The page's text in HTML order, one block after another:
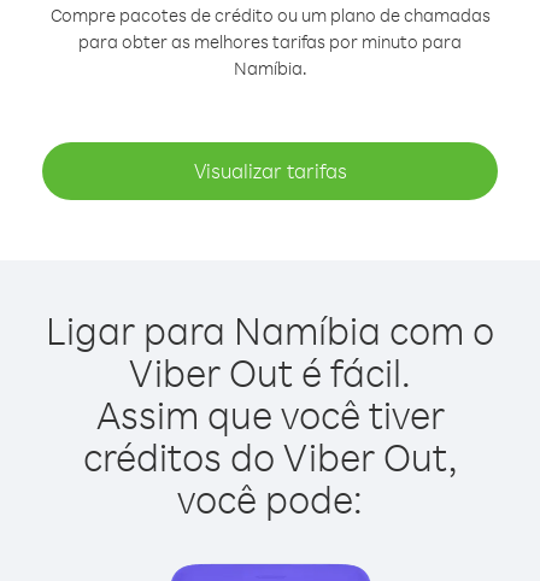
Compre pacotes de crédito ou um plano de chamadas
para obter as melhores tarifas por minuto para
Namíbia.
Visualizar tarifas
Ligar para Namíbia com o
Viber Out é fácil.
Assim que você tiver
créditos do Viber Out,
você pode: